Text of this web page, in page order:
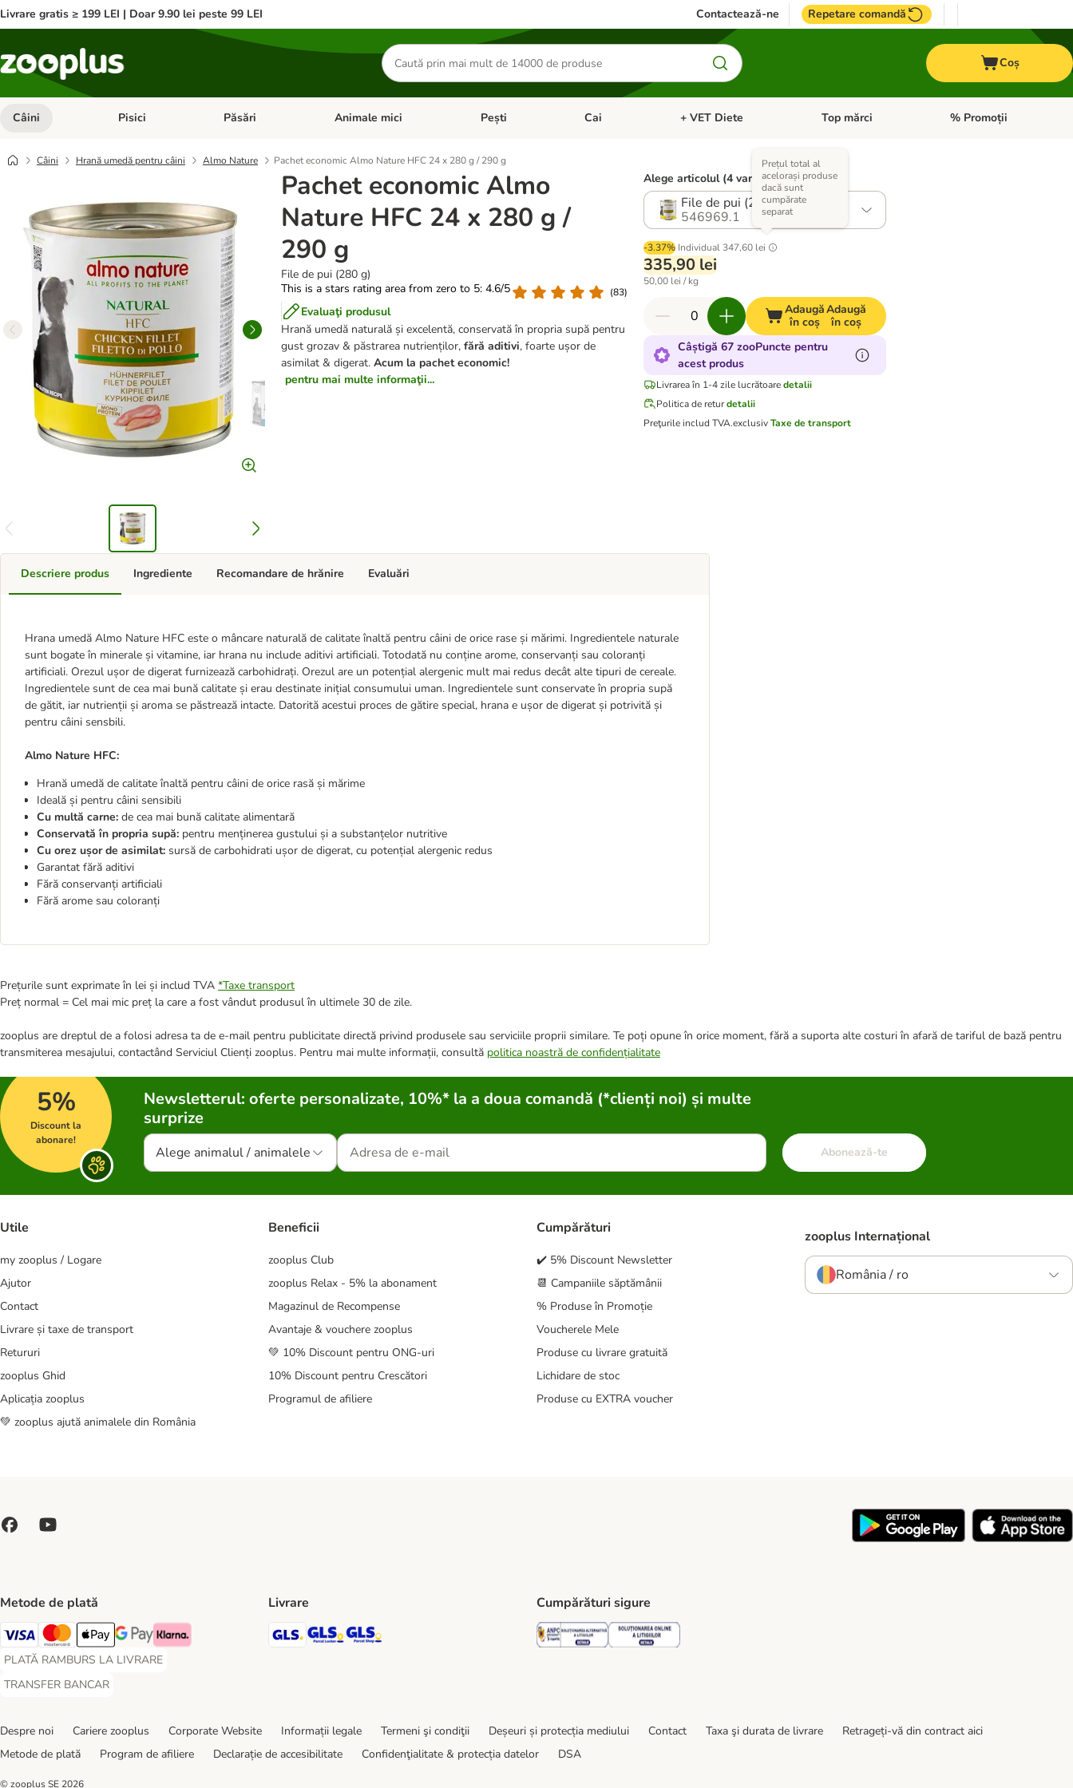
Livrare gratis ≥ 199 LEI | Doar 9.90 lei peste 99 LEI Contactează-ne Repetare comandă
Căutare
produse
Coș
Câini Deschideți meniul cu categorii: Câini
Pisici Deschideți meniul cu categorii: Pisici
Păsări Deschideți meniul cu categorii: Păsări
Animale mici Deschideți meniul cu categorii: Animale mici
Pești Deschideți meniul cu categorii: Pești
Cai Deschideți meniul cu categorii: Cai
+ VET Diete Deschideți meniul cu categorii: + VET Diete
Top mărci Deschideți meniul cu
% Promoții
Câini Hrană umedă pentru câini Almo Nature Pachet economic Almo Nature HFC 24 x 280 g / 290 g
Pachet economic Almo
Nature HFC 24 x 280 g /
290 g
File de pui (280 g)
This is a stars rating area from zero to 5: 4.6/5
(83)
Evaluaţi produsul
Hrană umedă naturală și excelentă, conservată în propria supă pentru
gust grozav & păstrarea nutrienților, fără aditivi, foarte ușor de
asimilat & digerat. Acum la pachet economic!
pentru mai multe informaţii...
Alege articolul (4 variante)
File de pui (280 g)
546969.1
-3.37% Individual 347,60 lei
Prețul total al
acelorași produse
dacă sunt
cumpărate
separat
335,90 lei
50,00 lei / kg
Adaugă
în coș
Adaugă
în coș
Câștigă 67 zooPuncte pentru
acest produs
Livrarea în 1-4 zile lucrătoare detalii
Politica de retur detalii
Preţurile includ TVA.exclusivTaxe de transport
Descriere produs
Hrana umedă Almo Nature HFC este o mâncare naturală de calitate înaltă pentru câini de orice rase și mărimi. Ingredientele naturale
sunt bogate în minerale și vitamine, iar hrana nu include aditivi artificiali. Totodată nu conține arome, conservanți sau coloranți
artificiali. Orezul ușor de digerat furnizează carbohidrați. Orezul are un potențial alergenic mult mai redus decât alte tipuri de cereale.
Ingredientele sunt de cea mai bună calitate și erau destinate inițial consumului uman. Ingredientele sunt conservate în propria supă
de gătit, iar nutrienții și aroma se păstrează intacte. Datorită acestui proces de gătire special, hrana e ușor de digerat și potrivită și
pentru câini sensbili.
Almo Nature HFC:
Hrană umedă de calitate înaltă pentru câini de orice rasă și mărime
Ideală și pentru câini sensibili
Cu multă carne: de cea mai bună calitate alimentară
Conservată în propria supă: pentru menținerea gustului și a substanțelor nutritive
Cu orez ușor de asimilat: sursă de carbohidrati ușor de digerat, cu potențial alergenic redus
Garantat fără aditivi
Fără conservanți artificiali
Fără arome sau coloranți
Ingrediente Recomandare de hrănire Evaluări
Prețurile sunt exprimate în lei și includ TVA *Taxe transport
Preț normal = Cel mai mic preț la care a fost vândut produsul în ultimele 30 de zile.
zooplus are dreptul de a folosi adresa ta de e-mail pentru publicitate directă privind produsele sau serviciile proprii similare. Te poți opune în orice moment, fără a suporta alte costuri în afară de tariful de bază pentru
transmiterea mesajului, contactând Serviciul Clienți zooplus. Pentru mai multe informații, consultă politica noastră de confidențialitate
5%
Discount la
abonare!
Newsletterul: oferte personalizate, 10%* la a doua comandă (*clienți noi) și multe
surprize
Alege animalul / animalele Abonează-te
Utile
my zooplus / Logare
Ajutor
Contact
Livrare și taxe de transport
Retururi
zooplus Ghid
Aplicația zooplus
💚 zooplus ajută animalele din România
Beneficii
zooplus Club
zooplus Relax - 5% la abonament
Magazinul de Recompense
Avantaje & vouchere zooplus
💚 10% Discount pentru ONG-uri
10% Discount pentru Crescători
Programul de afiliere
Cumpărături
✔️ 5% Discount Newsletter
📆 Campaniile săptămânii
% Produse în Promoție
Voucherele Mele
Produse cu livrare gratuită
Lichidare de stoc
Produse cu EXTRA voucher
zooplus Internațional
România / ro
Metode de plată
Visa Payment Method
Master Card Payment Method
Apple Pay Payment Method
Google Pay Payment Method
Klarna Payment Method
PLATĂ RAMBURS LA LIVRARE
PLATĂ RAMBURS LA LIVRARE Payment Method
TRANSFER BANCAR
TRANSFER BANCAR Payment Method
Livrare
GLS Shipping Method
GLS Locker Shipping Method
GLS Parcel Shop Shipping Method
Cumpărături sigure
Security Security
Despre noi Cariere zooplus Corporate Website Informații legale Termeni şi condiţii Deșeuri și protecția mediului Contact Taxa şi durata de livrare
Retrageți-vă din contract aici
Metode de plată
Program de afiliere Declarație de accesibilitate Confidenţialitate & protecția datelor DSA
© zooplus SE 2026